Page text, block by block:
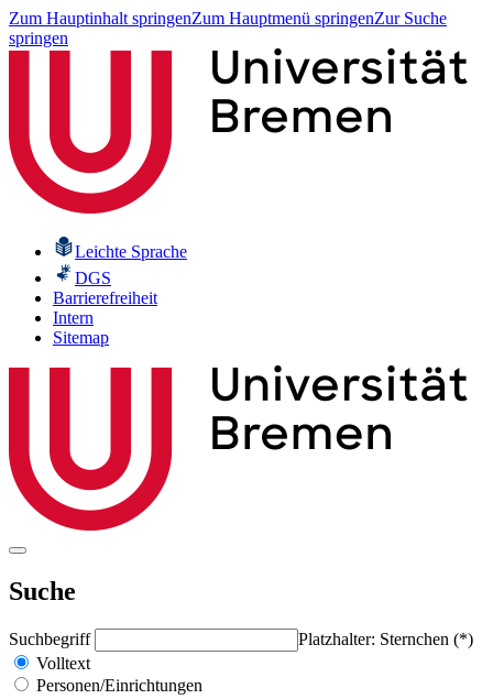
Zum Hauptinhalt springenZum Hauptmenü springenZur Suche
springen
Leichte Sprache
DGS
Barrierefreiheit
Intern
Sitemap
Suche
Suchbegriff
Platzhalter: Sternchen (*)
Volltext
Personen/Einrichtungen